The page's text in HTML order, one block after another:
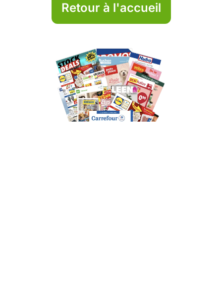
Retour à l'accueil